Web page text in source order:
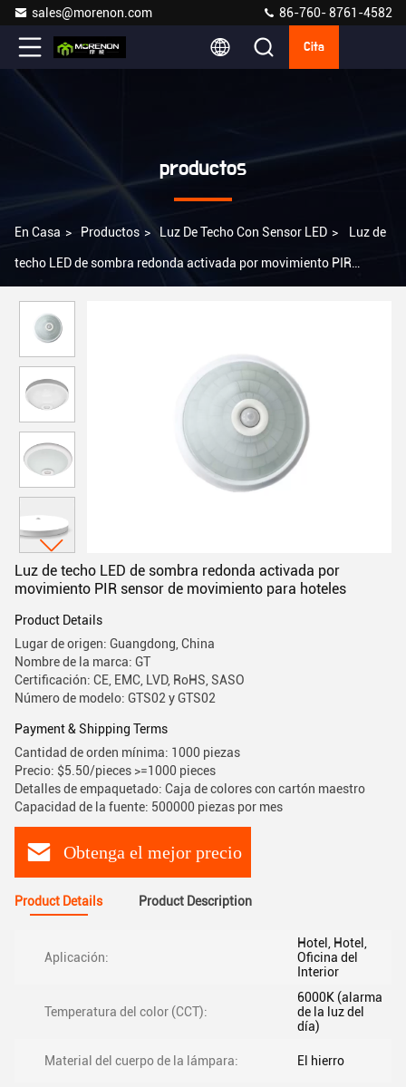
sales@morenon.com 86-760- 8761-4582
Cita
productos
En Casa > Productos > Luz De Techo Con Sensor LED > Luz de
techo LED de sombra redonda activada por movimiento PIR
Luz de techo LED de sombra redonda activada por
movimiento PIR sensor de movimiento para hoteles
Product Details
Lugar de origen: Guangdong, China
Nombre de la marca: GT
Certificación: CE, EMC, LVD, RoHS, SASO
Número de modelo: GTS02 y GTS02
Payment & Shipping Terms
Cantidad de orden mínima: 1000 piezas
Precio: $5.50/pieces >=1000 pieces
Detalles de empaquetado: Caja de colores con cartón maestro
Capacidad de la fuente: 500000 piezas por mes
Obtenga el mejor precio
Product Details Product Description
Aplicación:
Hotel, Hotel,
Oficina del
Interior
Temperatura del color (CCT):
6000K (alarma
de la luz del
día)
Material del cuerpo de la lámpara: El hierro